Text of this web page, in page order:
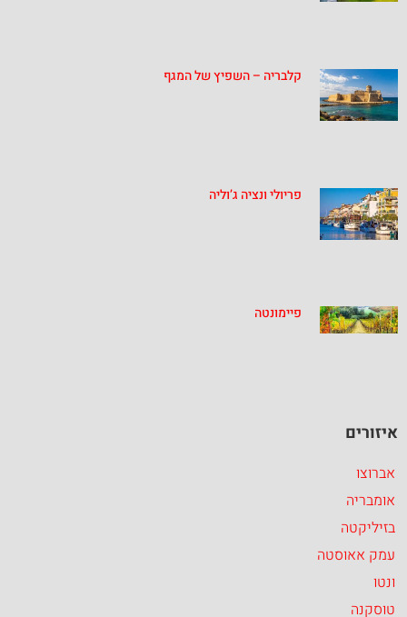
קלבריה – השפיץ של המגף
פריולי ונציה ג’וליה
פיימונטה
איזורים
אברוצו
אומבריה
בזיליקטה
עמק אאוסטה
ונטו
טוסקנה